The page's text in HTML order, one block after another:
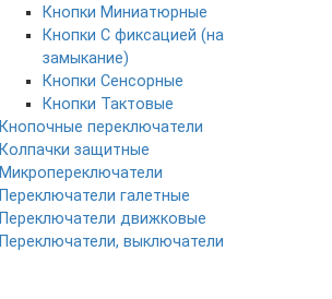
Кнопки Миниатюрные
Кнопки С фиксацией (на
замыкание)
Кнопки Сенсорные
Кнопки Тактовые
Кнопочные переключатели
Колпачки защитные
Микропереключатели
Переключатели галетные
Переключатели движковые
Переключатели, выключатели